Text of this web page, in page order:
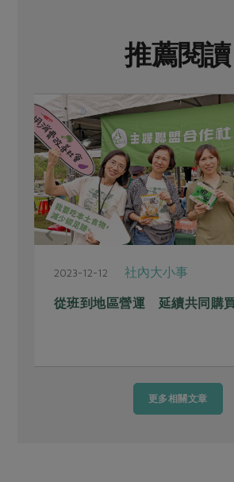
推薦閱讀
2023-12-12 社內大小事
從班到地區營運 延續共同購
更多相關文章